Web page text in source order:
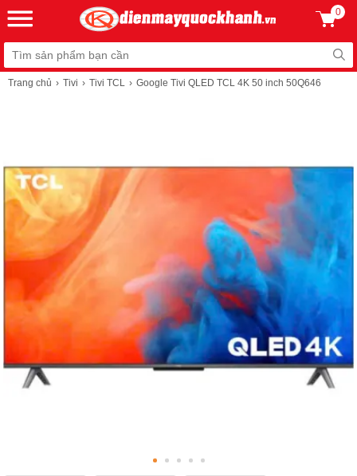
0
Trang chủ Tivi Tivi TCL Google Tivi QLED TCL 4K 50 inch 50Q646